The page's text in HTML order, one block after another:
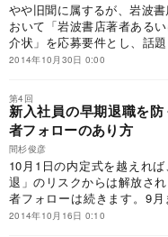
やや旧聞に属するが、岩波
おいて「岩波書店著者ある
介状」を応募要件とし、話
発表は大きな反響を呼び、「
か。
2014年10月30日 0:00
第4回
新入社員の早期退職を
者フォローのあり方
間杉俊彦
10月1日の内定式を越えれ
退」のリスクからは解放さ
者フォローは続きます。9
ぐ“防衛的”なものだったとす
2014年10月16日 0:10